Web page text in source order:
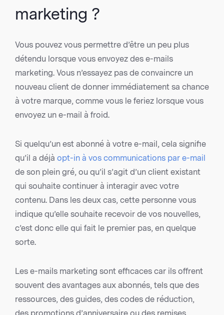
marketing ?
Vous pouvez vous permettre d’être un peu plus
détendu lorsque vous envoyez des e-mails
marketing. Vous n’essayez pas de convaincre un
nouveau client de donner immédiatement sa chance
à votre marque, comme vous le feriez lorsque vous
envoyez un e-mail à froid.
Si quelqu’un est abonné à votre e-mail, cela signifie
qu’il a déjà opt-in à vos communications par e-mail
de son plein gré, ou qu’il s’agit d’un client existant
qui souhaite continuer à interagir avec votre
contenu. Dans les deux cas, cette personne vous
indique qu’elle souhaite recevoir de vos nouvelles,
c’est donc elle qui fait le premier pas, en quelque
sorte.
Les e-mails marketing sont efficaces car ils offrent
souvent des avantages aux abonnés, tels que des
ressources, des guides, des codes de réduction,